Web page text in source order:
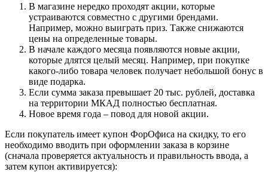
В магазине нередко проходят акции, которые
устраиваются совместно с другими брендами.
Например, можно выиграть приз. Также снижаются
цены на определенные товары.
В начале каждого месяца появляются новые акции,
которые длятся целый месяц. Например, при покупке
какого-либо товара человек получает небольшой бонус в
виде подарка.
Если сумма заказа превышает 20 тыс. рублей, доставка
на территории МКАД полностью бесплатная.
Новое время года – повод для новой акции.
Если покупатель имеет купон ФорОфиса на скидку, то его
необходимо вводить при оформлении заказа в корзине
(сначала проверяется актуальность и правильность ввода, а
затем купон активируется):